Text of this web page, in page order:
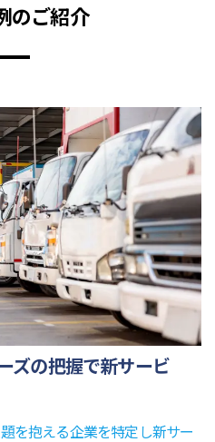
のご紹介
ズの把握で新サービ
を抱える企業を特定し新サー